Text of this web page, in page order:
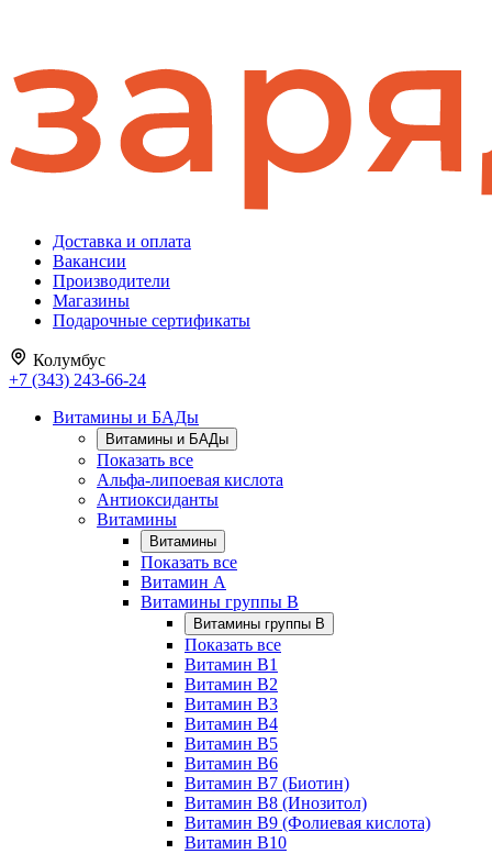
Доставка и оплата
Вакансии
Производители
Магазины
Подарочные сертификаты
Колумбус
+7 (343) 243-66-24
Витамины и БАДы
Витамины и БАДы
Показать все
Альфа-липоевая кислота
Антиоксиданты
Витамины
Витамины
Показать все
Витамин A
Витамины группы B
Витамины группы B
Показать все
Витамин B1
Витамин B2
Витамин B3
Витамин B4
Витамин B5
Витамин B6
Витамин B7 (Биотин)
Витамин B8 (Инозитол)
Витамин B9 (Фолиевая кислота)
Витамин B10